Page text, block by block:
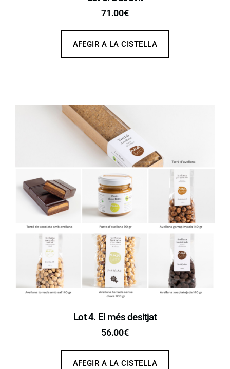
71.00€
AFEGIR A LA CISTELLA
Lot 4. El més desitjat
56.00€
AFEGIR A LA CISTELLA